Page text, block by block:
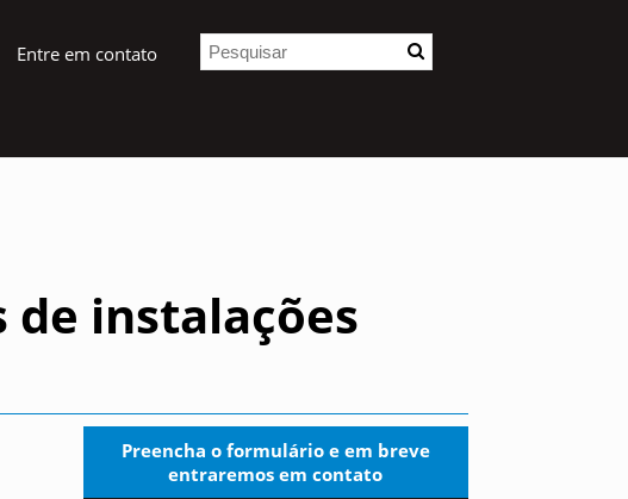
Entre em contato
instalações
Preencha o formulário e em breve
entraremos em contato